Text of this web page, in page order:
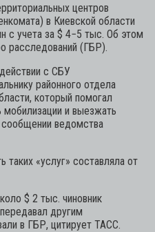
центров
в Киевской области
с учета за $ 4−5 тыс. Об этом
расследований (ГБР).
с СБУ
районного отдела
который помогал
мобилизации и выезжать
сообщении ведомства
«услуг» составляла от
$ 2 тыс. чиновник
другим
в ГБР, цитирует ТАСС.